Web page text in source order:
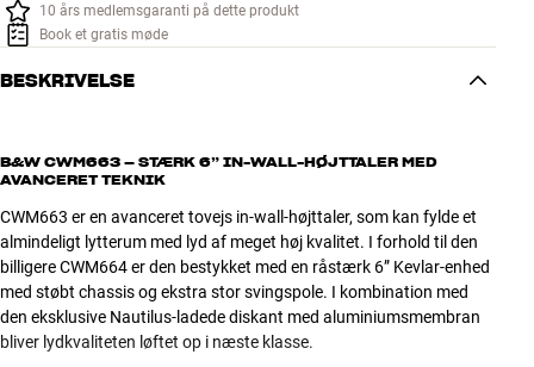
10 års medlemsgaranti på dette produkt
Book et gratis møde
BESKRIVELSE
B&W CWM663 – STÆRK 6” IN-WALL-HØJTTALER MED
AVANCERET TEKNIK
CWM663 er en avanceret tovejs in-wall-højttaler, som kan fylde et
almindeligt lytterum med lyd af meget høj kvalitet. I forhold til den
billigere CWM664 er den bestykket med en råstærk 6” Kevlar-enhed
med støbt chassis og ekstra stor svingspole. I kombination med
den eksklusive Nautilus-ladede diskant med aluminiumsmembran
bliver lydkvaliteten løftet op i næste klasse.